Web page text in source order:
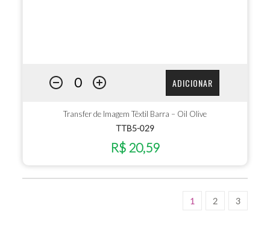
ADICIONAR
Transfer de Imagem Têxtil Barra – Oil Olive
TTB5-029
R$ 20,59
1 2 3